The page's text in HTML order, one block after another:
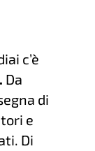
c’è
Da
di
e
Di